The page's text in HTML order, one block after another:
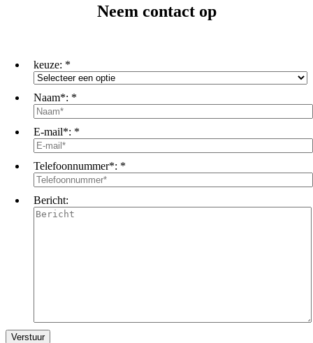
Neem contact op
keuze: *
Naam*: *
E-mail*: *
Telefoonnummer*: *
Bericht: